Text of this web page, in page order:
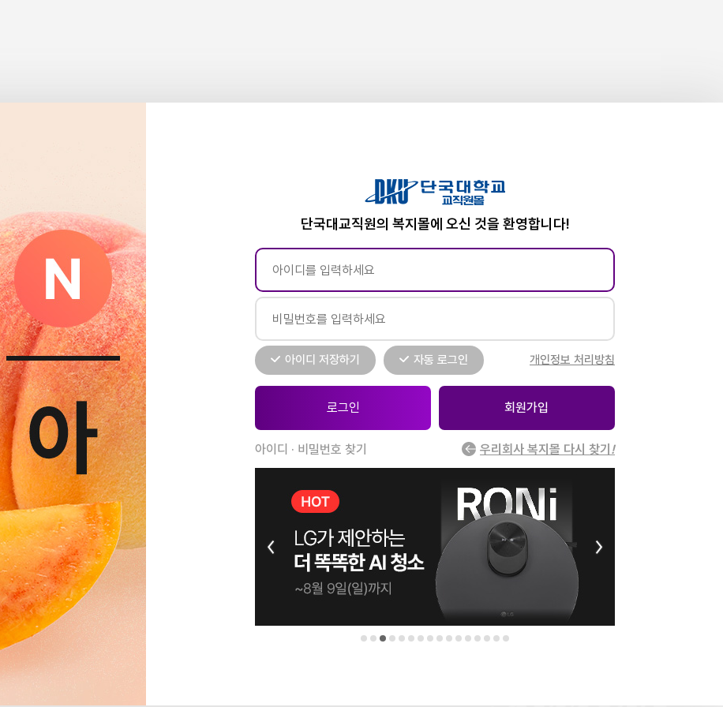
단국대교직원의 복지몰에 오신 것을 환영합니다!
아이디 저장하기 자동 로그인 개인정보 처리방침
회원가입
아이디 · 비밀번호 찾기 우리회사 복지몰 다시 찾기 !